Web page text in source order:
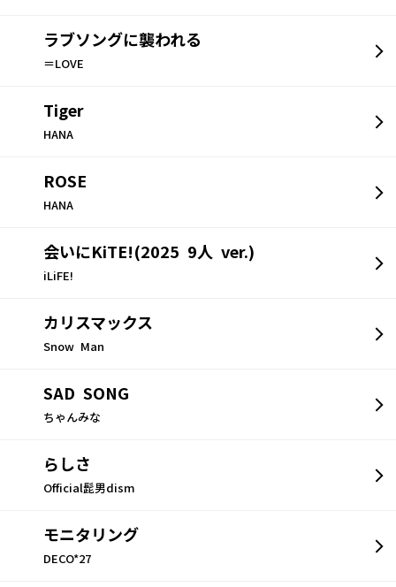
ラブソングに襲われる
＝LOVE
Tiger
HANA
ROSE
HANA
会いにKiTE!(2025 9人 ver.)
iLiFE!
カリスマックス
Snow Man
SAD SONG
ちゃんみな
らしさ
Official髭男dism
モニタリング
DECO*27